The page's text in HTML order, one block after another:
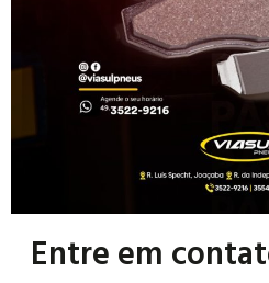
Entre em